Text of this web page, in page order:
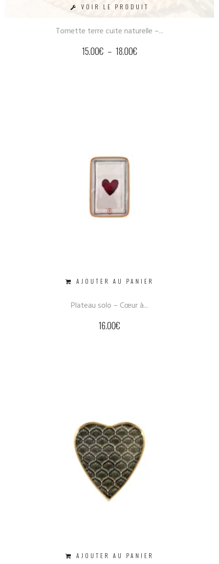
VOIR LE PRODUIT
Tomette terre cuite naturelle –...
15.00€ – 18.00€
AJOUTER AU PANIER
Plateau solo – Cœur à...
16.00€
AJOUTER AU PANIER